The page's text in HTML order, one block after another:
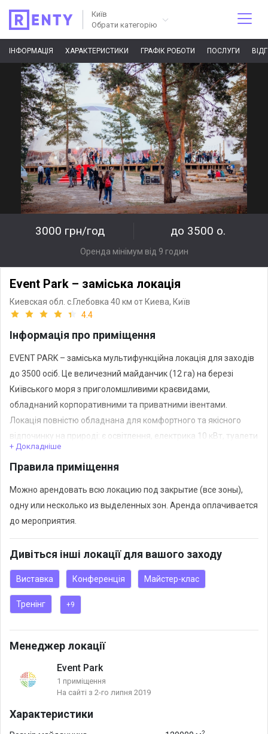
Київ
Обрати категорію
ІНФОРМАЦІЯ ХАРАКТЕРИСТИКИ ГРАФІК РОБОТИ ПОСЛУГИ
3000 грн/год до 3500 о.
Оренда мінімум від 9 годин
Event Park – заміська локація
Киевская обл. с.Глебовка 40 км от Киева, Київ
4.4
Інформація про приміщення
EVENT PARK – заміська мультифункційна локація для заходів
до 3500 осіб. Це величезний майданчик (12 га) на березі
Київського моря з приголомшливими краєвидами,
обладнаний корпоративними та приватними івентами.
Локація повністю обладнана для комфортного та якісного
відпочинку на природі: є освітлення, електрика 10 кВт, туалети
рівня тризіркового готелю (у приміщенні), доступ до пляжу,
пляжні душові з постійною подачею води, роздягальні,
+ Докладніше
Правила приміщення
Можно арендовать всю локацию под закрытие (все зоны),
одну или несколько из выделенных зон. Аренда оплачивается
до мероприятия.
Дивіться інші локації для вашого заходу
Виставка Конференція Майстер-клас
Тренінг +9
Менеджер локації
Event Park
1 приміщення
На сайті з 2-го липня 2019
Характеристики